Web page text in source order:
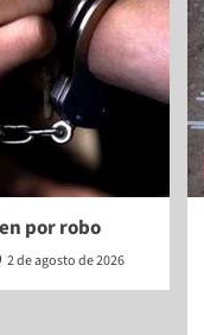
por robo
2 de agosto de 2026